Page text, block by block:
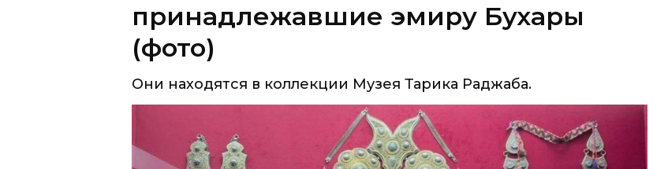
Они находятся в коллекции Музея Тарика Раджаба.